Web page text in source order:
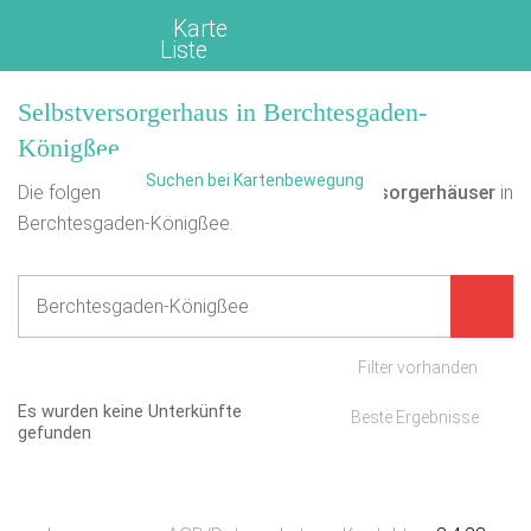
Karte
Liste
Selbstversorgerhaus in Berchtesgaden-
Königßee
Die folgende Übersicht enthält13Selbstversorgerhäuser in
Berchtesgaden-Königßee.
Filter vorhanden
Es wurden keine Unterkünfte
gefunden
Beste Ergebnisse
Suchen bei Kartenbewegung